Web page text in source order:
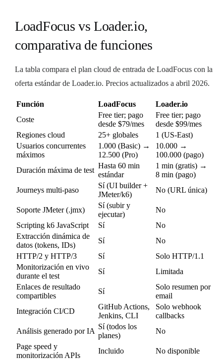
LoadFocus vs Loader.io,
comparativa de funciones
La tabla compara el plan cloud de entrada de LoadFocus con la
oferta estándar de Loader.io. Precios actualizados a abril 2026.
Función LoadFocus
Loader.io
Coste
Free tier; pago
desde $79/mes
Free tier; pago
desde $99/mes
Regiones cloud
25+ globales
1 (US-East)
Usuarios concurrentes
máximos
1.000 (Basic) →
12.500 (Pro)
10.000 →
100.000 (pago)
Duración máxima de test
Hasta 60 min
estándar
1 min (gratis) →
8 min (pago)
Journeys multi-paso
Sí (UI builder +
JMeter/k6)
No (URL única)
Soporte JMeter (.jmx)
Sí (subir y
ejecutar)
No
Scripting k6 JavaScript
Sí
No
Extracción dinámica de
datos (tokens, IDs)
Sí
No
HTTP/2 y HTTP/3
Sí
Solo HTTP/1.1
Monitorización en vivo
durante el test
Sí
Limitada
Enlaces de resultado
compartibles
Sí
Solo resumen por
email
Integración CI/CD
GitHub Actions,
Jenkins, CLI
Solo webhook
callbacks
Análisis generado por IA
Sí (todos los
planes)
No
Page speed y
monitorización APIs
Incluido No disponible